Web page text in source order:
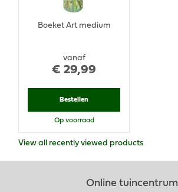
vanaf
€ 29,99
Boeket Art medium
Bestellen
Op voorraad
View all recently viewed products
Online tuincentrum